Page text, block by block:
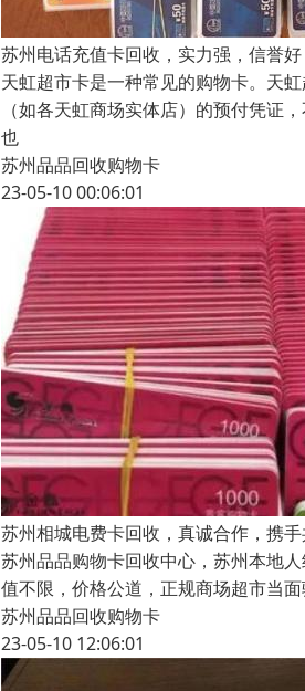
苏州电话充值卡回收，实力强，信誉好
天虹超市卡是一种常见的购物卡。天
（如各天虹商场实体店）的预付凭证
也
苏州品品回收购物卡
23-05-10 00:06:01
苏州相城电费卡回收，真诚合作，携
苏州品品购物卡回收中心，苏州本地
值不限，价格公道，正规商场超市当
苏州品品回收购物卡
23-05-10 12:06:01